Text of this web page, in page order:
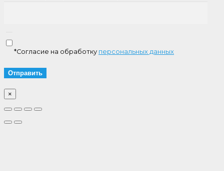
*Согласие на обработку персональных данных
×